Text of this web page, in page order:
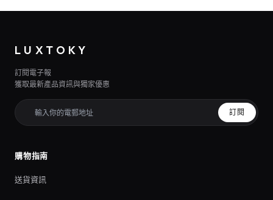
LUXTOKY
訂閱電子報
獲取最新產品資訊與獨家優惠
訂閱
購物指南
送貨資訊